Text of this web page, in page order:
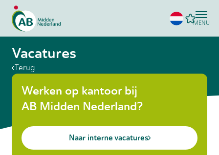
MENU
Vacatures
Terug
Werken op kantoor bij
AB Midden Nederland?
Naar interne vacatures